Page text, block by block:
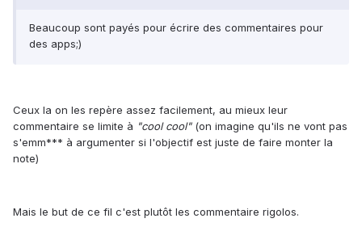
Beaucoup sont payés pour écrire des commentaires pour
des apps;)
Ceux la on les repère assez facilement, au mieux leur
commentaire se limite à "cool cool"(on imagine qu'ils ne vont pas
s'emm*** à argumenter si l'objectif est juste de faire monter la
note)
Mais le but de ce fil c'est plutôt les commentaire rigolos.